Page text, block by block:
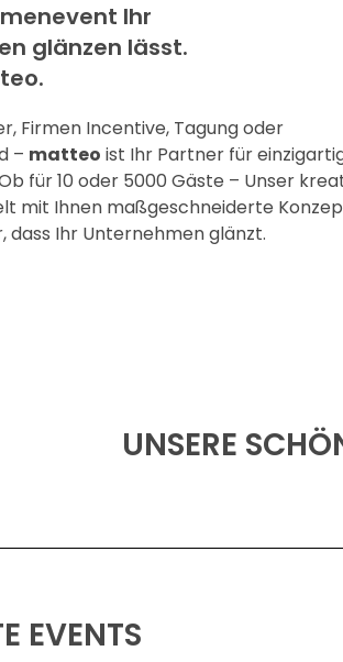
Ihr
glänzen lässt.
Firmen Incentive, Tagung oder
– matteo ist Ihr Partner für
für 10 oder 5000 Gäste – Unser
mit Ihnen maßgeschneiderte
dass Ihr Unternehmen glänzt.
UNSERE
EVENTS